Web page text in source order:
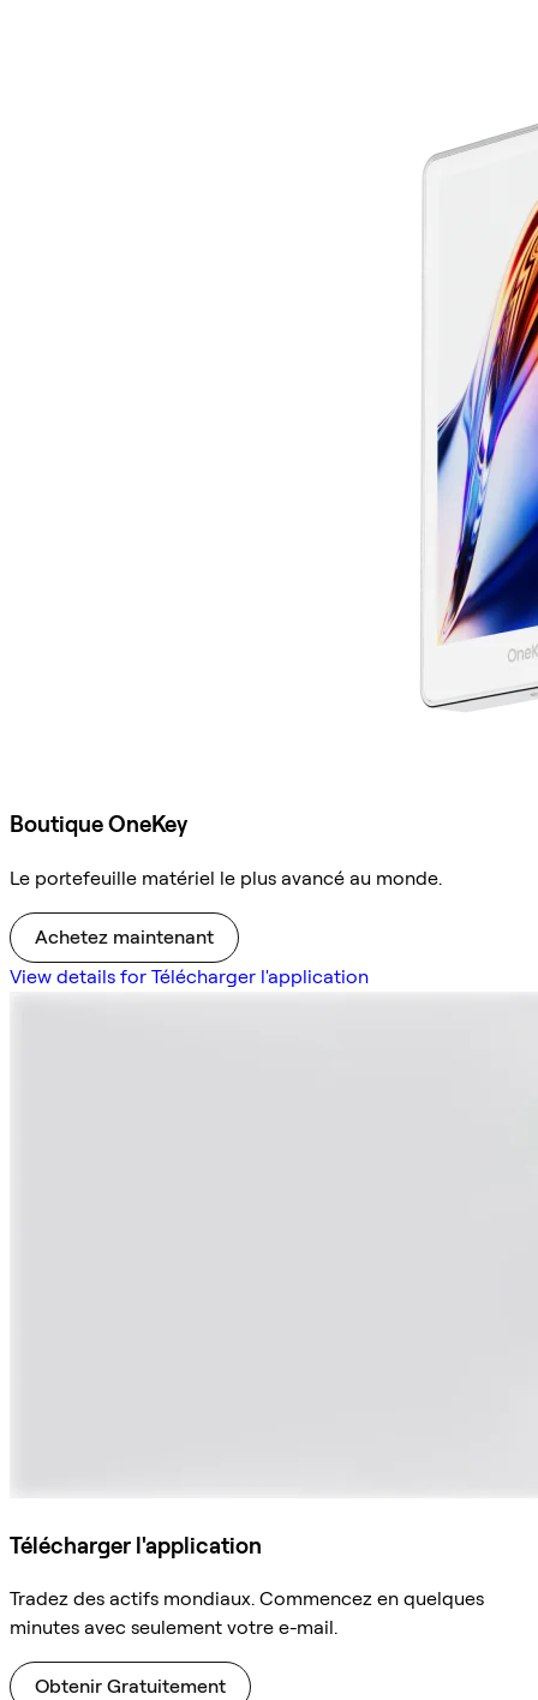
Boutique OneKey
Le portefeuille matériel le plus avancé au monde.
Achetez maintenant
View details for Télécharger l'application
Télécharger l'application
Tradez des actifs mondiaux. Commencez en quelques
minutes avec seulement votre e-mail.
Obtenir Gratuitement